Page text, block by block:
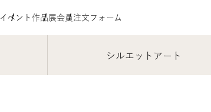
イベント 作品展会員注文フォーム
シルエットアート